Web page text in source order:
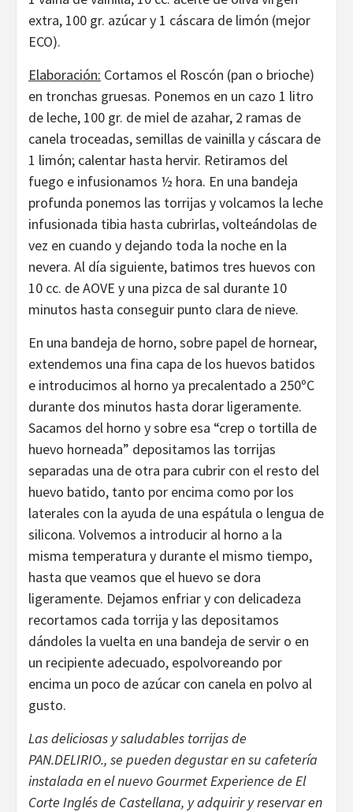
extra, 100 gr. azúcar y 1 cáscara de limón (mejor
ECO).
Elaboración: Cortamos el Roscón (pan o brioche)
en tronchas gruesas. Ponemos en un cazo 1 litro
de leche, 100 gr. de miel de azahar, 2 ramas de
canela troceadas, semillas de vainilla y cáscara de
1 limón; calentar hasta hervir. Retiramos del
fuego e infusionamos ½ hora. En una bandeja
profunda ponemos las torrijas y volcamos la leche
infusionada tibia hasta cubrirlas, volteándolas de
vez en cuando y dejando toda la noche en la
nevera. Al día siguiente, batimos tres huevos con
10 cc. de AOVE y una pizca de sal durante 10
minutos hasta conseguir punto clara de nieve.
En una bandeja de horno, sobre papel de hornear,
extendemos una fina capa de los huevos batidos
e introducimos al horno ya precalentado a 250ºC
durante dos minutos hasta dorar ligeramente.
Sacamos del horno y sobre esa “crep o tortilla de
huevo horneada” depositamos las torrijas
separadas una de otra para cubrir con el resto del
huevo batido, tanto por encima como por los
laterales con la ayuda de una espátula o lengua de
silicona. Volvemos a introducir al horno a la
misma temperatura y durante el mismo tiempo,
hasta que veamos que el huevo se dora
ligeramente. Dejamos enfriar y con delicadeza
recortamos cada torrija y las depositamos
dándoles la vuelta en una bandeja de servir o en
un recipiente adecuado, espolvoreando por
encima un poco de azúcar con canela en polvo al
gusto.
Las deliciosas y saludables torrijas de
PAN.DELIRIO., se pueden degustar en su cafetería
instalada en el nuevo Gourmet Experience de El
Corte Inglés de Castellana, y adquirir y reservar en